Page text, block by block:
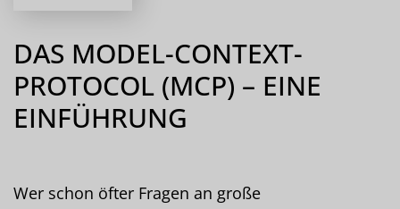
DAS MODEL-CONTEXT-
PROTOCOL (MCP) – EINE
EINFÜHRUNG
Wer schon öfter Fragen an große